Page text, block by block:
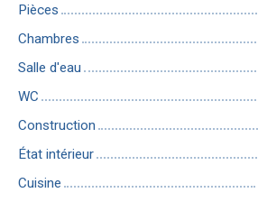
Pièces
Chambres
Salle d'eau
WC
Construction
État intérieur
Cuisine